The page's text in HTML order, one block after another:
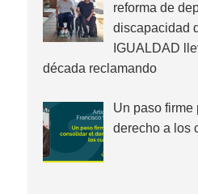
reforma de
discapacidad
IGUALDAD
década reclamando
Un paso firme
derecho a los